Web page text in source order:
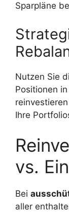
Sparpläne
Nutzen Sie
Positionen
Ihre
vs.
Bei
aller